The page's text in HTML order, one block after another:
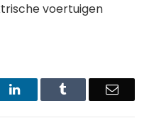
voertuigen
LinkedIn Email